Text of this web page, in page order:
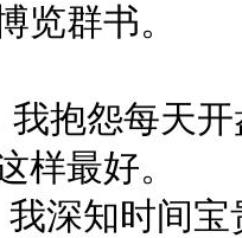
览群书。
抱怨每天开
样最好。
时间宝贵